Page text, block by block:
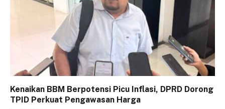
Kenaikan BBM Berpotensi Picu Inflasi, DPRD Dorong
TPID Perkuat Pengawasan Harga